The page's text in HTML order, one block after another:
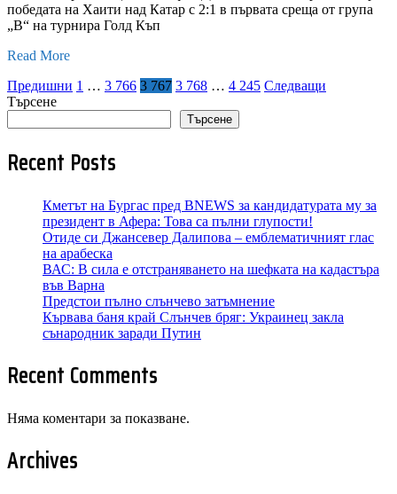
победата на Хаити над Катар с 2:1 в първата среща от група
„В“ на турнира Голд Къп
Read More
Разделяне
на
публикациите
страници
Предишни 1 … 3 766 3 767 3 768 … 4 245 Следващи
Търсене
Търсене
Recent Posts
Кметът на Бургас пред BNEWS за кандидатурата му за
президент в Афера: Това са пълни глупости!
Отиде си Джансевер Далипова – емблематичният глас
на арабеска
ВАС: В сила е отстраняването на шефката на кадастъра
във Варна
Предстои пълно слънчево затъмнение
Кървава баня край Слънчев бряг: Украинец закла
сънародник заради Путин
Recent Comments
Няма коментари за показване.
Archives